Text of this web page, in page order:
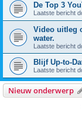
De Top 3
Laatste bericht
Video uitleg
water.
Laatste bericht
Blijf Up-to-
Laatste bericht
Nieuw onderwerp